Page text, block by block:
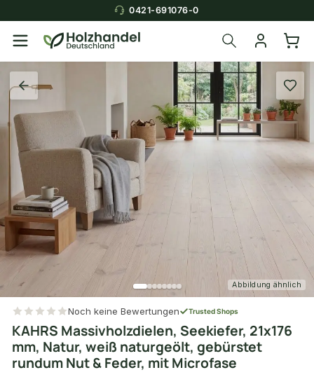
0421-691076-0
Abbildung ähnlich
Noch keine Bewertungen Trusted Shops
KAHRS Massivholzdielen, Seekiefer, 21x176
mm, Natur, weiß naturgeölt, gebürstet
rundum Nut & Feder, mit Microfase